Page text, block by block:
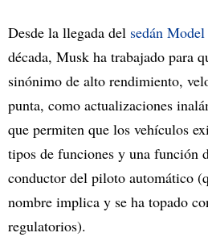
Desde la llegada del sedán Model
década, Musk ha trabajado para
sinónimo de alto rendimiento,
punta, como actualizaciones
que permiten que los vehículos
tipos de funciones y una función
conductor del piloto automático
nombre implica y se ha topado
regulatorios).